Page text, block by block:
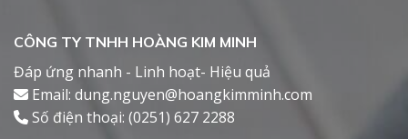
CÔNG TY TNHH HOÀNG KIM MINH
Đáp ứng nhanh - Linh hoạt- Hiệu quả
Email: dung.nguyen@hoangkimminh.com
Số điện thoại: (0251) 627 2288